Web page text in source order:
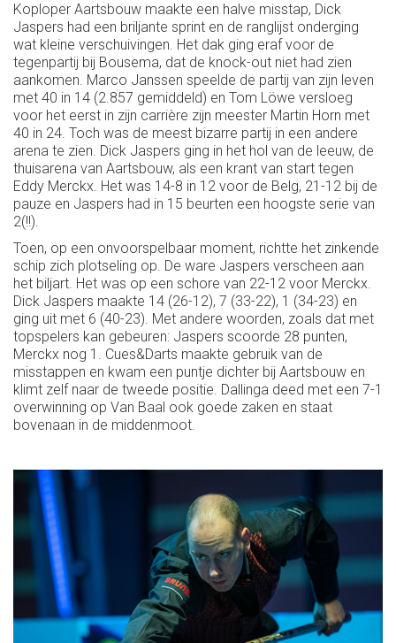
Koploper Aartsbouw maakte een halve misstap, Dick
Jaspers had een briljante sprint en de ranglijst onderging
wat kleine verschuivingen. Het dak ging eraf voor de
tegenpartij bij Bousema, dat de knock-out niet had zien
aankomen. Marco Janssen speelde de partij van zijn leven
met 40 in 14 (2.857 gemiddeld) en Tom Löwe versloeg
voor het eerst in zijn carrière zijn meester Martin Horn met
40 in 24. Toch was de meest bizarre partij in een andere
arena te zien. Dick Jaspers ging in het hol van de leeuw, de
thuisarena van Aartsbouw, als een krant van start tegen
Eddy Merckx. Het was 14-8 in 12 voor de Belg, 21-12 bij de
pauze en Jaspers had in 15 beurten een hoogste serie van
2(!!).
Toen, op een onvoorspelbaar moment, richtte het zinkende
schip zich plotseling op. De ware Jaspers verscheen aan
het biljart. Het was op een schore van 22-12 voor Merckx.
Dick Jaspers maakte 14 (26-12), 7 (33-22), 1 (34-23) en
ging uit met 6 (40-23). Met andere woorden, zoals dat met
topspelers kan gebeuren: Jaspers scoorde 28 punten,
Merckx nog 1. Cues&Darts maakte gebruik van de
misstappen en kwam een puntje dichter bij Aartsbouw en
klimt zelf naar de tweede positie. Dallinga deed met een 7-1
overwinning op Van Baal ook goede zaken en staat
bovenaan in de middenmoot.